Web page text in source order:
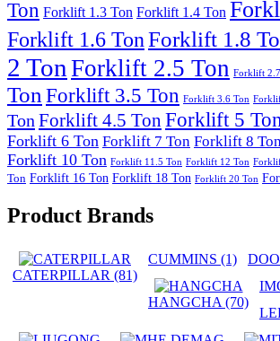
Ton Forklift 1.3 Ton Forklift 1.4 Ton
Forklift 1.6 TonForklift 1.8
2 Ton Forklift 2.5 Ton Forklift
Ton Forklift 3.5 Ton Forklift 3.6 Ton
Ton Forklift 4.5 Ton Forklift 5
Forklift 6 Ton Forklift 7 Ton Forklift 8
Forklift 10 Ton Forklift 11.5 Ton Forklift 12 Ton
Ton Forklift 16 Ton Forklift 18 Ton Forklift 20 Ton
Product Brands
CATERPILLAR (81)
CUMMINS (1)
HANGCHA (70)